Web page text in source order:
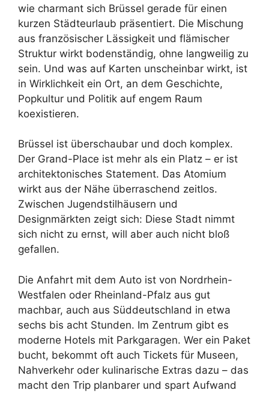
wie charmant sich Brüssel gerade für einen
kurzen Städteurlaub präsentiert. Die Mischung
aus französischer Lässigkeit und flämischer
Struktur wirkt bodenständig, ohne langweilig zu
sein. Und was auf Karten unscheinbar wirkt, ist
in Wirklichkeit ein Ort, an dem Geschichte,
Popkultur und Politik auf engem Raum
koexistieren.
Brüssel ist überschaubar und doch komplex.
Der Grand-Place ist mehr als ein Platz – er ist
architektonisches Statement. Das Atomium
wirkt aus der Nähe überraschend zeitlos.
Zwischen Jugendstilhäusern und
Designmärkten zeigt sich: Diese Stadt nimmt
sich nicht zu ernst, will aber auch nicht bloß
gefallen.
Die Anfahrt mit dem Auto ist von Nordrhein-
Westfalen oder Rheinland-Pfalz aus gut
machbar, auch aus Süddeutschland in etwa
sechs bis acht Stunden. Im Zentrum gibt es
moderne Hotels mit Parkgaragen. Wer ein Paket
bucht, bekommt oft auch Tickets für Museen,
Nahverkehr oder kulinarische Extras dazu – das
macht den Trip planbarer und spart Aufwand